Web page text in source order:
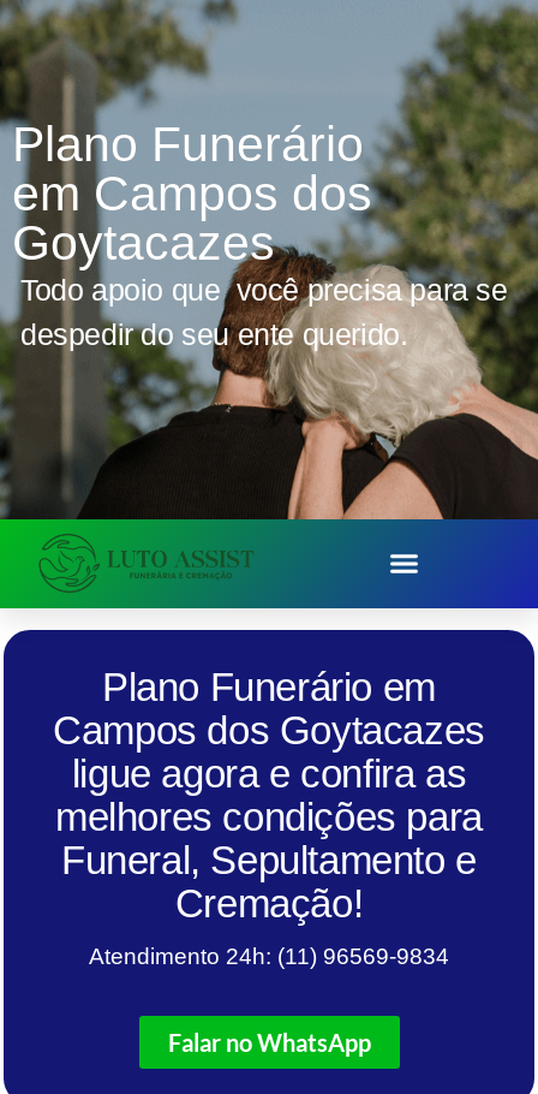
Plano Funerário
em Campos dos
Goytacazes
Todo apoio que você precisa para se
despedir do seu ente querido.
Plano Funerário em
Campos dos Goytacazes
ligue agora e confira as
melhores condições para
Funeral, Sepultamento e
Cremação!
Atendimento 24h: (11) 96569-9834
Falar no WhatsApp